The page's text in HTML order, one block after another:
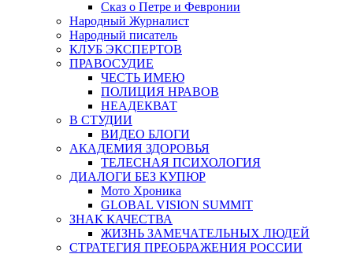
Сказ о Петре и Февронии
Народный Журналист
Народный писатель
КЛУБ ЭКСПЕРТОВ
ПРАВОСУДИЕ
ЧЕСТЬ ИМЕЮ
ПОЛИЦИЯ НРАВОВ
НЕАДЕКВАТ
В СТУДИИ
ВИДЕО БЛОГИ
АКАДЕМИЯ ЗДОРОВЬЯ
ТЕЛЕСНАЯ ПСИХОЛОГИЯ
ДИАЛОГИ БЕЗ КУПЮР
Мото Хроника
GLOBAL VISION SUMMIT
ЗНАК КАЧЕСТВА
ЖИЗНЬ ЗАМЕЧАТЕЛЬНЫХ ЛЮДЕЙ
СТРАТЕГИЯ ПРЕОБРАЖЕНИЯ РОССИИ